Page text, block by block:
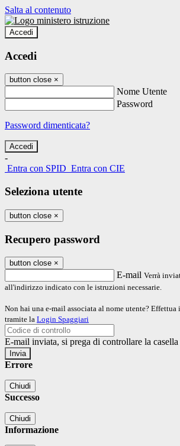
Salta al contenuto
Accedi
Accedi
button close ×
Nome Utente
Password
Password dimenticata?
-
Entra con SPID Entra con CIE
Seleziona utente
button close ×
Recupero password
button close ×
E-mail Verrà
all'indirizzo indicato con le istruzioni necessarie.
Non hai una e-mail associata al nome utente? Effettua
tramite la Login Spaggiari
E-mail inviata, si prega di controllare la
Errore
Chiudi
Successo
Chiudi
Informazione